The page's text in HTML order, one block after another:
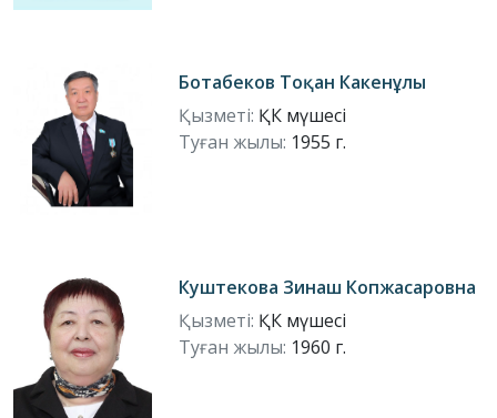
Ботабеков Тоқан Какенұлы
Қызметі: ҚК мүшесі
Туған жылы: 1955 г.
Куштекова Зинаш Копжасаровна
Қызметі: ҚК мүшесі
Туған жылы: 1960 г.